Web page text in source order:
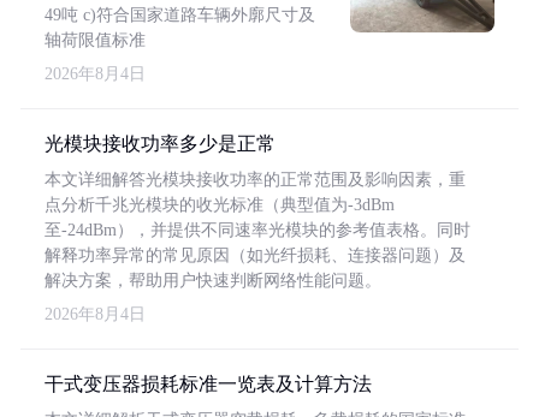
49吨 c)符合国家道路车辆外廓尺寸及
轴荷限值标准
2026年8月4日
光模块接收功率多少是正常
本文详细解答光模块接收功率的正常范围及影响因素，重
点分析千兆光模块的收光标准（典型值为-3dBm
至-24dBm），并提供不同速率光模块的参考值表格。同时
解释功率异常的常见原因（如光纤损耗、连接器问题）及
解决方案，帮助用户快速判断网络性能问题。
2026年8月4日
干式变压器损耗标准一览表及计算方法